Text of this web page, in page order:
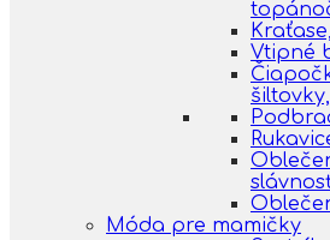
Vtipné
Móda pre mamičky